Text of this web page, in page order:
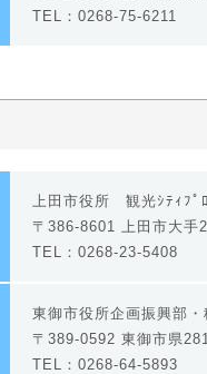
TEL：0268-75-6211
上田市役所 観光ｼﾃｨﾌ
〒386-8601 上田市大手
TEL：0268-23-5408
東御市役所企画振興部
〒389-0592 東御市県
TEL：0268-64-5893